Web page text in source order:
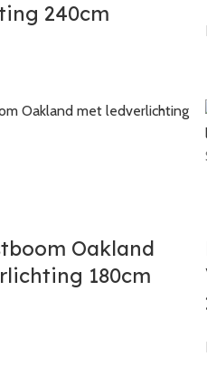
240cm
Oakland
180cm